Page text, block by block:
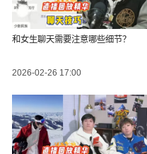
和女生聊天需要注意哪些细节？
2026-02-26 17:00